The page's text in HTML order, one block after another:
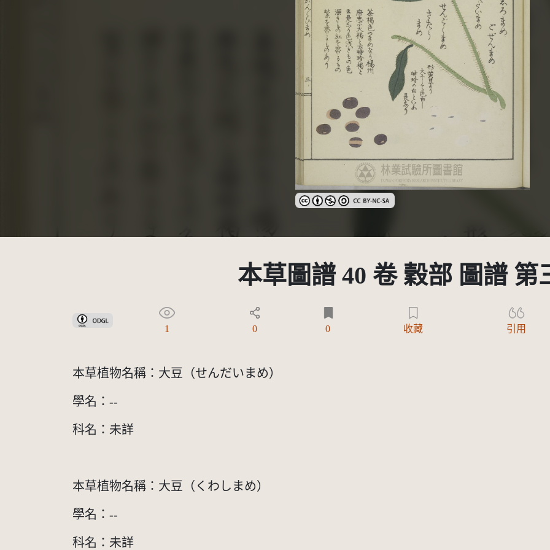
創用CC姓名標示-非商業性-相同方式分享 3.0 台灣及其後
本草圖譜 40 卷 穀部 圖譜 第
政府資料開放授權條款-第1版(OGDL 1.0)
1 0 0 收藏 引用
本草植物名稱：大豆（せんだいまめ）
學名：--
科名：未詳
本草植物名稱：大豆（くわしまめ）
學名：--
科名：未詳